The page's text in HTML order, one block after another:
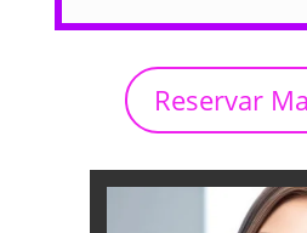
Reservar